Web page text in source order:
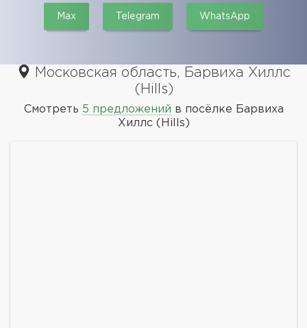
Max Telegram WhatsApp
Московская область, Барвиха Хиллс
(Hills)
Смотреть 5 предложений в посёлке Барвиха
Хиллс (Hills)